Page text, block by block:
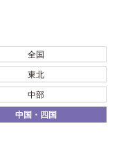
全国
東北
中部
中国・四国